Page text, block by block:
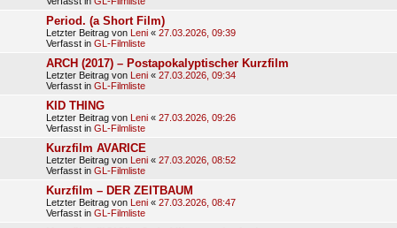
Period. (a Short Film)
Letzter Beitrag von Leni « 27.03.2026, 09:39
Verfasst in GL-Filmliste
ARCH (2017) – Postapokalyptischer Kurzfilm
Letzter Beitrag von Leni « 27.03.2026, 09:34
Verfasst in GL-Filmliste
KID THING
Letzter Beitrag von Leni « 27.03.2026, 09:26
Verfasst in GL-Filmliste
Kurzfilm AVARICE
Letzter Beitrag von Leni « 27.03.2026, 08:52
Verfasst in GL-Filmliste
Kurzfilm – DER ZEITBAUM
Letzter Beitrag von Leni « 27.03.2026, 08:47
Verfasst in GL-Filmliste